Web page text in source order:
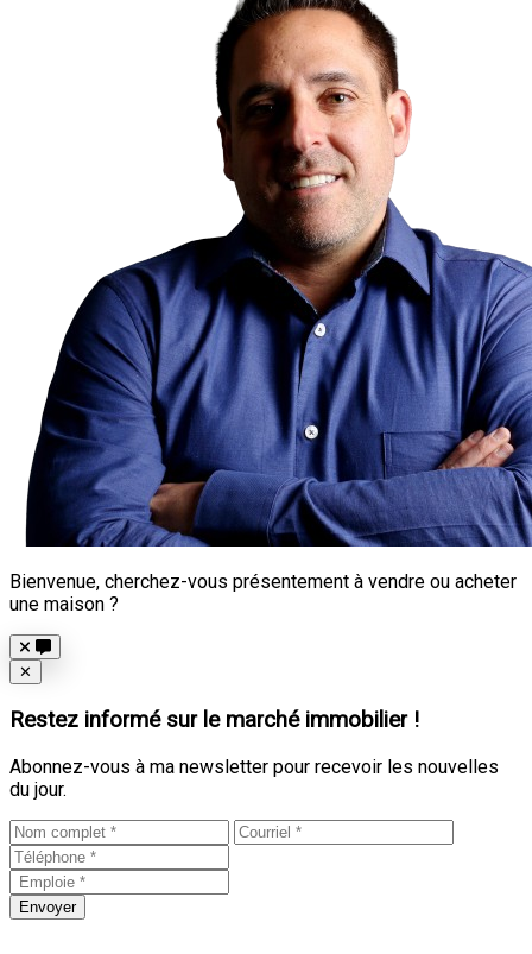
Bienvenue, cherchez-vous présentement à vendre ou acheter
une maison ?
Close
✕
Restez informé sur le marché immobilier !
Abonnez-vous à ma newsletter pour recevoir les nouvelles
du jour.
Envoyer